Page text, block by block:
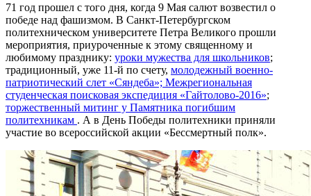
71 год прошел с того дня, когда 9 Мая салют возвестил о
победе над фашизмом. В Санкт-Петербургском
политехническом университете Петра Великого прошли
мероприятия, приуроченные к этому священному и
любимому празднику: уроки мужества для школьников;
традиционный, уже 11-й по счету, молодежный военно-
патриотический слет «Сяндеба»; Межрегиональная
студенческая поисковая экспедиция «Гайтолово-2016»;
торжественный митинг у Памятника погибшим
политехникам . А в День Победы политехники приняли
участие во всероссийской акции «Бессмертный полк».